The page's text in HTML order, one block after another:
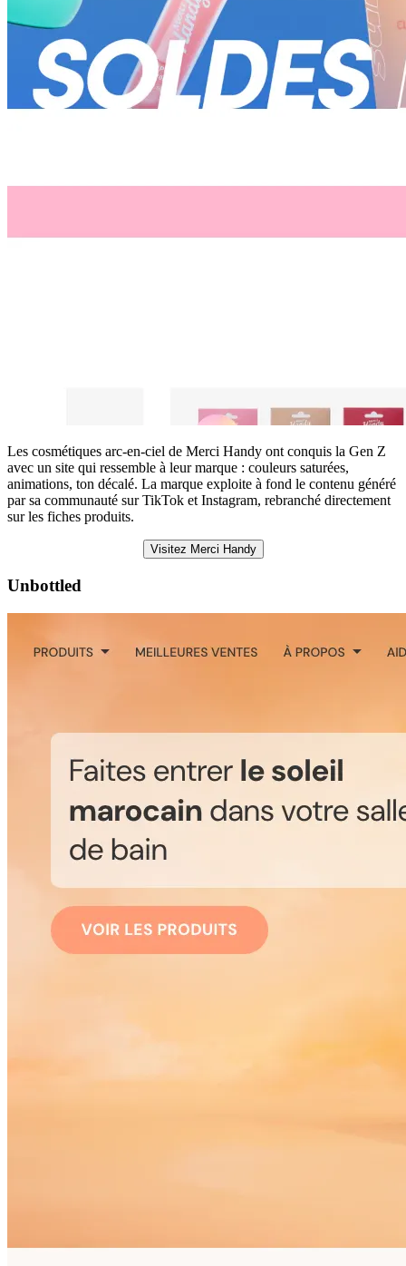
Les cosmétiques arc-en-ciel de Merci Handy ont conquis la Gen Z
avec un site qui ressemble à leur marque : couleurs saturées,
animations, ton décalé. La marque exploite à fond le contenu généré
par sa communauté sur TikTok et Instagram, rebranché directement
sur les fiches produits.
Visitez Merci Handy
Unbottled